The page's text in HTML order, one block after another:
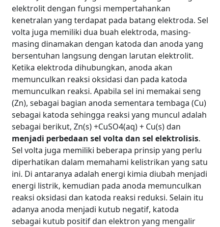
elektrolit dengan fungsi mempertahankan
kenetralan yang terdapat pada batang elektroda. Sel
volta juga memiliki dua buah elektroda, masing-
masing dinamakan dengan katoda dan anoda yang
bersentuhan langsung dengan larutan elektrolit.
Ketika elektroda dihubungkan, anoda akan
memunculkan reaksi oksidasi dan pada katoda
memunculkan reaksi. Apabila sel ini memakai seng
(Zn), sebagai bagian anoda sementara tembaga (Cu)
sebagai katoda sehingga reaksi yang muncul adalah
sebagai berikut, Zn(s)+CuSO4(aq)+ Cu(s)dan
menjadi perbedaan sel volta dan sel elektrolisis.
Sel volta juga memiliki beberapa prinsip yang perlu
diperhatikan dalam memahami kelistrikan yang satu
ini. Di antaranya adalah energi kimia diubah menjadi
energi listrik, kemudian pada anoda memunculkan
reaksi oksidasi dan katoda reaksi reduksi. Selain itu
adanya anoda menjadi kutub negatif, katoda
sebagai kutub positif dan elektron yang mengalir